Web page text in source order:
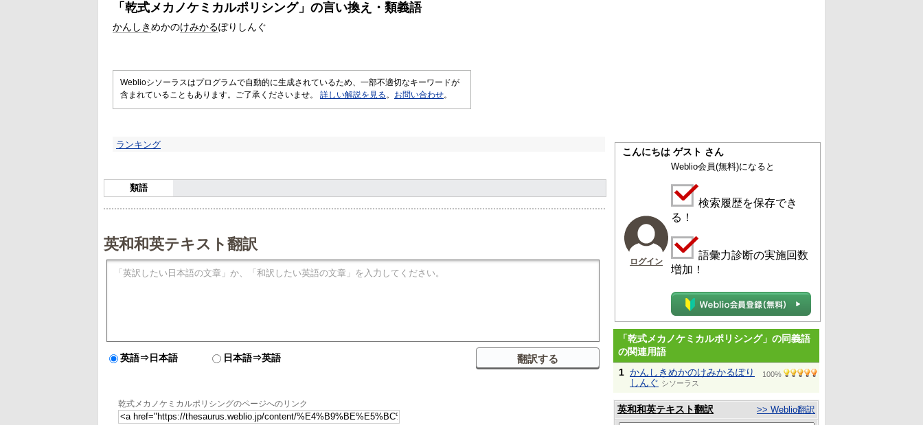
「 乾式メカノケミカルポリシング」の言い換え・類義語
かんしきめかのけみかるぽりしんぐ
Weblioシソーラスはプログラムで自動的に生成されているため、一部不適切なキーワードが
含まれていることもあります。ご了承くださいませ。 詳しい解説を見る 。 お問い合わせ。
ランキング
類語
英和和英テキスト翻訳
英語⇒日本語 日本語⇒英語
乾式メカノケミカルポリシングのページへのリンク
こんにちは ゲスト さん
ログイン
Weblio会員(無料)になると
検索履歴を保存でき
る！
語彙力診断の実施回数
増加！
「乾式メカノケミカルポリシング」の同義語
の関連用語
1 かんしきめかのけみかるぽり
しんぐ シソーラス
100%
英和和英テキスト翻訳 >> Weblio翻訳